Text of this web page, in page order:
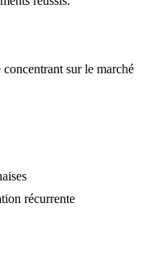
sur le marché
récurrente